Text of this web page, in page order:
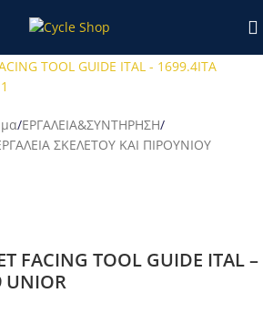
7-27/7 θα επεξεργαστούν απο εμάς
/ΕΡΓΑΛΕΙΑ&ΣΥΝΤΗΡΗΣΗ/
ΣΚΕΛΕΤΟΥ ΚΑΙ ΠΙΡΟΥΝΙΟΥ
FACING TOOL GUIDE ITAL –
UNIOR